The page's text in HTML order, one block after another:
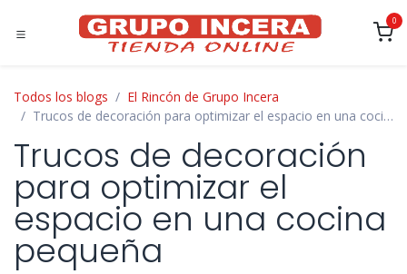
0
Todos los blogs
El Rincón de Grupo Incera
Trucos de decoración para optimizar el espacio en una cocina pequeña
Trucos de decoración
para optimizar el
espacio en una cocina
pequeña